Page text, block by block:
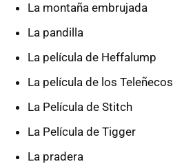
La montaña embrujada
La pandilla
La película de Heffalump
La película de los Teleñecos
La Película de Stitch
La Película de Tigger
La pradera